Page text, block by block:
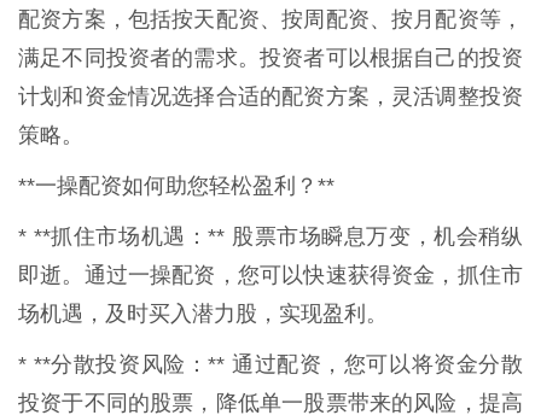
配资方案，包括按天配资、按周配资、按月配资等，
满足不同投资者的需求。投资者可以根据自己的投资
计划和资金情况选择合适的配资方案，灵活调整投资
策略。
**一操配资如何助您轻松盈利？**
* **抓住市场机遇：** 股票市场瞬息万变，机会稍纵
即逝。通过一操配资，您可以快速获得资金，抓住市
场机遇，及时买入潜力股，实现盈利。
* **分散投资风险：** 通过配资，您可以将资金分散
投资于不同的股票，降低单一股票带来的风险，提高